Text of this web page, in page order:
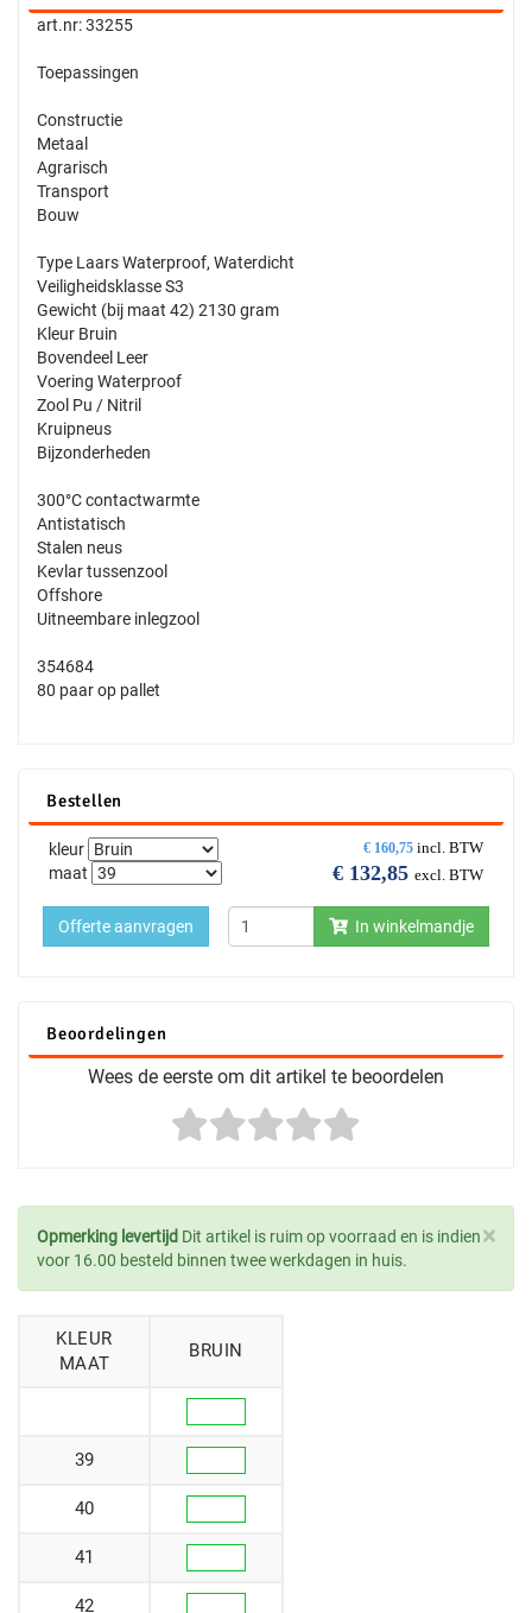
art.nr: 33255
Toepassingen
Constructie
Metaal
Agrarisch
Transport
Bouw
Type Laars Waterproof, Waterdicht
Veiligheidsklasse S3
Gewicht (bij maat 42) 2130 gram
Kleur Bruin
Bovendeel Leer
Voering Waterproof
Zool Pu / Nitril
Kruipneus
Bijzonderheden
300°C contactwarmte
Antistatisch
Stalen neus
Kevlar tussenzool
Offshore
Uitneembare inlegzool
354684
80 paar op pallet
Bestellen
€ 160,75 incl. BTW
€ 132,85 excl. BTW
kleur
maat
In winkelmandje
Offerte aanvragen
Beoordelingen
Wees de eerste om dit artikel te beoordelen
×
Opmerking levertijd Dit artikel is ruim op voorraad en is indien
voor 16.00 besteld binnen twee werkdagen in huis.
KLEUR
MAAT
BRUIN
39
40
41
42